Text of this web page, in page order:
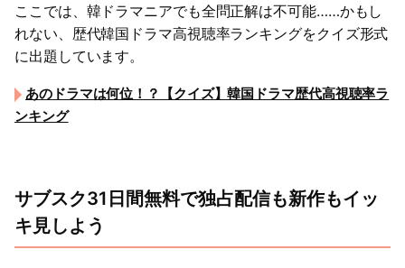
ここでは、韓ドラマニアでも全問正解は不可能……かもし
れない、歴代韓国ドラマ高視聴率ランキングをクイズ形式
に出題しています。
あのドラマは何位！？【クイズ】韓国ドラマ歴代高視聴率ラ
ンキング
サブスク31日間無料で独占配信も新作もイッ
キ見しよう